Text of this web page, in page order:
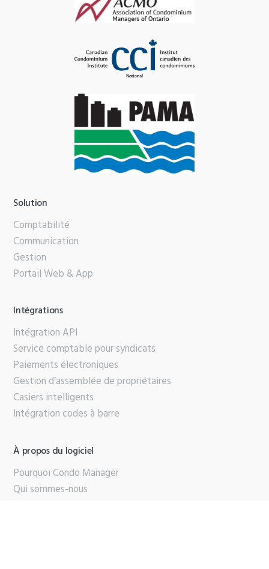
Solution
Comptabilité
Communication
Gestion
Portail Web & App
Intégrations
Intégration API
Service comptable pour syndicats
Paiements électroniques
Gestion d’assemblée de propriétaires
Casiers intelligents
Intégration codes à barre
À propos du logiciel
Pourquoi Condo Manager
Qui sommes-nous